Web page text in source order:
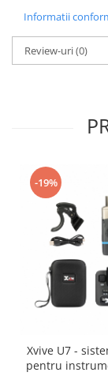
Informatii
Review-uri(0)
-19%
Xvive U7 -
pentru